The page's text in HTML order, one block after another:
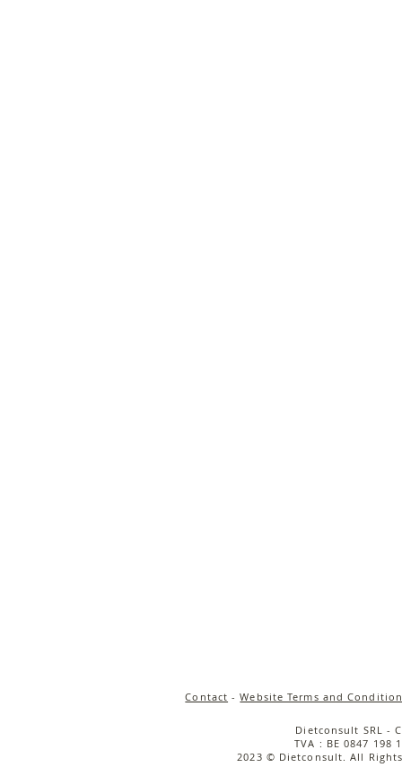
Contact -Website Terms and
Dietconsult SRL -
TVA : BE 0847 198
2023 © Dietconsult. All